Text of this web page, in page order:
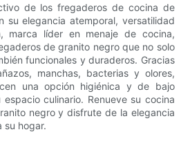
de los fregaderos de cocina de
su elegancia atemporal, versatilidad
marca líder en menaje de cocina,
de granito negro que no solo
funcionales y duraderos. Gracias
manchas, bacterias y olores,
una opción higiénica y de bajo
culinario. Renueve su cocina
negro y disfrute de la elegancia
su hogar.